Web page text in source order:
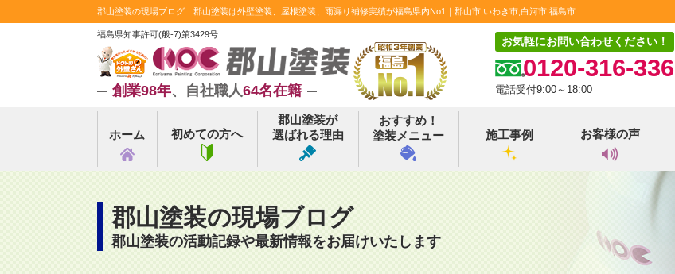
郡山塗装の現場ブログ｜郡山塗装は外壁塗装、屋根塗装、雨漏り補修実績が福島県内No1｜郡山市,いわき市,白河市,福島市
福島県知事許可(般-7)第3429号
創業98年、自社職人64名在籍
お気軽にお問い合わせください！
0120-316-336
電話受付9:00～18:00
ホーム 初めての方へ
郡山塗装が
選ばれる理由
おすすめ！
塗装メニュー
施工事例 お客様の声
郡山塗装の現場ブログ
郡山塗装の活動記録や最新情報をお届けいたします